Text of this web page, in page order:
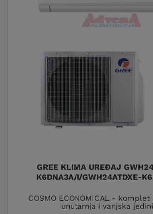
GREE KLIMA UREĐAJ
K6DNA3A/I/GWH24ATDXE-
COSMO ECONOMICAL -
unutarnja i vanjska